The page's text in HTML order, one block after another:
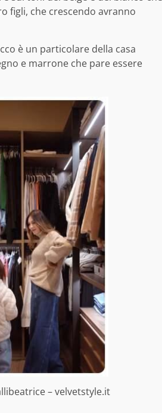
figli, che crescendo avranno
è un particolare della casa
e marrone che pare essere
– velvetstyle.it